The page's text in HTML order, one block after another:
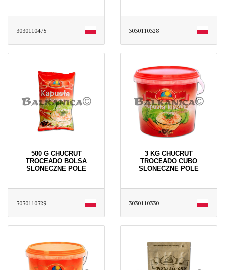
3030110475 3030110328
500 G CHUCRUT
TROCEADO BOLSA
SLONECZNE POLE
3030110329
3 KG CHUCRUT
TROCEADO CUBO
SLONECZNE POLE
3030110330